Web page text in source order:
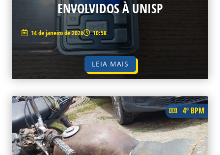
ENVOLVIDOS À UNISP
14 de janeiro de 2026 10:58
LEIA MAIS
4º BPM